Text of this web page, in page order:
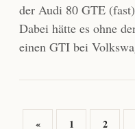
der Audi 80 GTE
Dabei hätte es ohne
einen GTI bei
« 1 2